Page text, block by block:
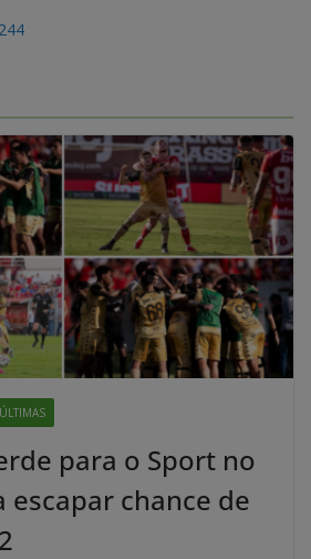
ÚLTIMAS
para o Sport no
escapar chance de